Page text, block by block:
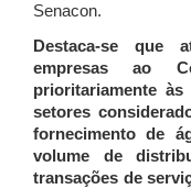
Senacon.
Destaca-se que
empresas ao
prioritariamente
setores
fornecimento de
volume de
transações de